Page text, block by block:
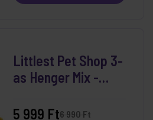
Littlest Pet Shop 3-
as Henger Mix -
(3. Széria)6 990 Ft
5 999 Ft